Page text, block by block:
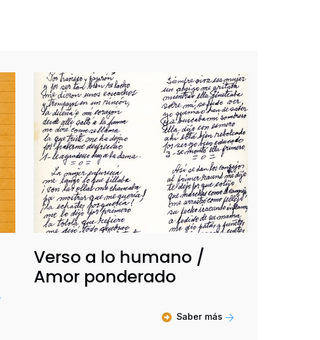
Verso a lo humano /
Amor ponderado
Saber más